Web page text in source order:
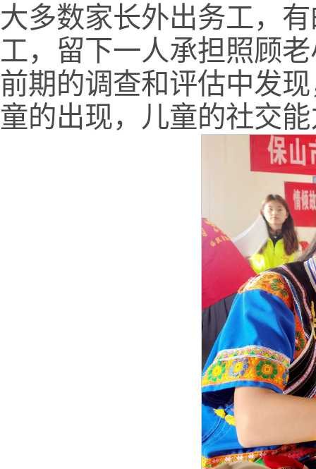
大多数家长外出务工，
工，留下一人承担照顾
前期的调查和评估中发
童的出现，儿童的社交